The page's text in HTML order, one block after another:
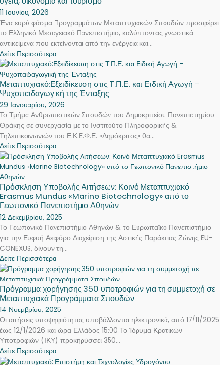
11 Ιουνίου, 2026
Ένα ευρύ φάσμα Προγραμμάτων Μεταπτυχιακών Σπουδών προσφέρει
το Ελληνικό Μεσογειακό Πανεπιστήμιο, καλύπτοντας γνωστικά
αντικείμενα που εκτείνονται από την ενέργεια και...
Δείτε Περισσότερα
Μεταπτυχιακό:Εξειδίκευση στις Τ.Π.Ε. και Ειδική Αγωγή –
Ψυχοπαιδαγωγική της Ένταξης
29 Ιανουαρίου, 2026
Το Τμήμα Ανθρωπιστικών Σπουδών του Δημοκριτείου Πανεπιστημίου
Θράκης σε συνεργασία με το Ινστιτούτο Πληροφορικής &
Τηλεπικοινωνιών του Ε.Κ.Ε.Φ.Ε. «Δημόκριτος» θα...
Δείτε Περισσότερα
Πρόσκληση Υποβολής Αιτήσεων: Κοινό Μεταπτυχιακό
Erasmus Mundus «Marine Biotechnology» από το
Γεωπονικό Πανεπιστήμιο Αθηνών
12 Δεκεμβρίου, 2025
Το Γεωπονικό Πανεπιστήμιο Αθηνών & το Ευρωπαϊκό Πανεπιστήμιο
για την Ευφυή Αειφόρο Διαχείριση της Αστικής Παράκτιας Ζώνης EU-
CONEXUS, δίνουν τη...
Δείτε Περισσότερα
Πρόγραμμα χορήγησης 350 υποτροφιών για τη συμμετοχή σε
Μεταπτυχιακά Προγράμματα Σπουδών
14 Νοεμβρίου, 2025
Οι αιτήσεις υποψηφιότητας υποβάλλονται ηλεκτρονικά, από 17/11/2025
έως 12/1/2026 και ώρα Ελλάδος 15:00 Το Ίδρυμα Κρατικών
Υποτροφιών (ΙΚΥ) προκηρύσσει 350...
Δείτε Περισσότερα